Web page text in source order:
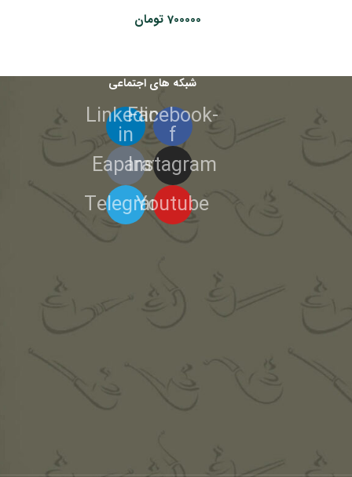
700000 تومان
شبکه های اجتماعی
Facebook-
f
Linkedin-
in
Instagram
Eaparat
Youtube
Telegram